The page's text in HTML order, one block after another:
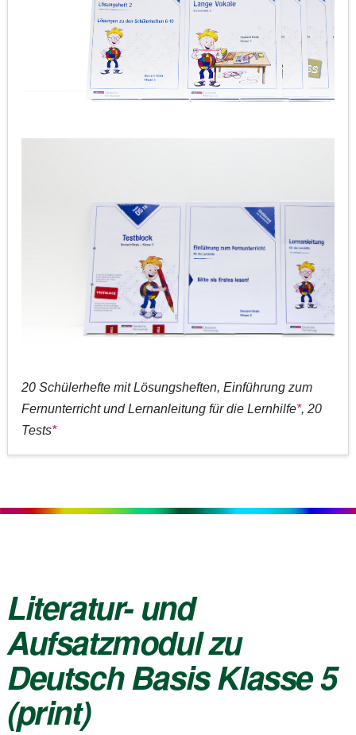
20 Schülerhefte mit Lösungsheften, Einführung zum
Fernunterricht und Lernanleitung für die Lernhilfe*, 20
Tests*
Literatur- und
Aufsatzmodul zu
Deutsch Basis Klasse 5
(print)